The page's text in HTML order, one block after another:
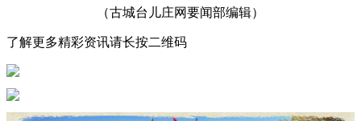
（古城台儿庄网要闻部编辑）
了解更多精彩资讯请长按二维码